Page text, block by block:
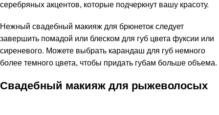
серебряных акцентов, которые подчеркнут вашу красоту.
Нежный свадебный макияж для брюнеток следует
завершить помадой или блеском для губ цвета фуксии или
сиреневого. Можете выбрать карандаш для губ немного
более темного цвета, чтобы придать губам больше объема.
Свадебный макияж для рыжеволосых